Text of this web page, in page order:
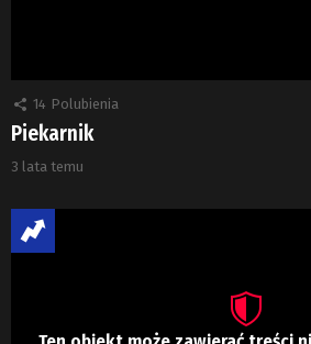
14 Polubienia
Piekarnik
3 lata temu